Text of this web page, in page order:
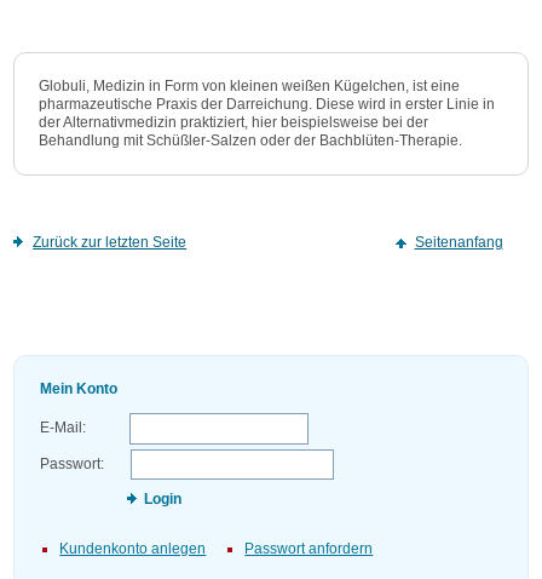
Globuli, Medizin in Form von kleinen weißen Kügelchen, ist eine
pharmazeutische Praxis der Darreichung. Diese wird in erster Linie in
der Alternativmedizin praktiziert, hier beispielsweise bei der
Behandlung mit Schüßler-Salzen oder der Bachblüten-Therapie.
Zurück zur letzten Seite Seitenanfang
Mein Konto
E-Mail:
Passwort:
Login
Kundenkonto anlegen Passwort anfordern